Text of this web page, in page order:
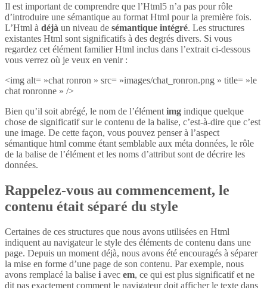
Il est important de comprendre que l’Html5 n’a pas pour rôle
d’introduire une sémantique au format Html pour la première fois.
L’Html à déjà un niveau de sémantique intégré. Les structures
existantes Html sont significatifs à des degrés divers. Si vous
regardez cet élément familier Html inclus dans l’extrait ci-dessous
vous verrez où je veux en venir :
<img alt= »chat ronron » src= »images/chat_ronron.png » title= »le
chat ronronne » />
Bien qu’il soit abrégé, le nom de l’élément img indique quelque
chose de significatif sur le contenu de la balise, c’est-à-dire que c’est
une image. De cette façon, vous pouvez penser à l’aspect
sémantique html comme étant semblable aux méta données, le rôle
de la balise de l’élément et les noms d’attribut sont de décrire les
données.
Rappelez-vous au commencement, le
contenu était séparé du style
Certaines de ces structures que nous avons utilisées en Html
indiquent au navigateur le style des éléments de contenu dans une
page. Depuis un moment déjà, nous avons été encouragés à séparer
la mise en forme d’une page de son contenu. Par exemple, nous
avons remplacé la balise i avec em, ce qui est plus significatif et ne
dit pas exactement comment le navigateur doit afficher le texte dans